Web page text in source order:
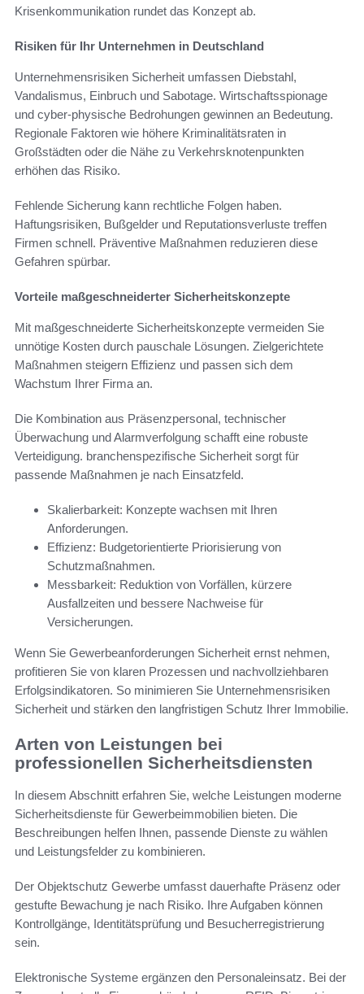
Krisenkommunikation rundet das Konzept ab.
Risiken für Ihr Unternehmen in Deutschland
Unternehmensrisiken Sicherheit umfassen Diebstahl,
Vandalismus, Einbruch und Sabotage. Wirtschaftsspionage
und cyber-physische Bedrohungen gewinnen an Bedeutung.
Regionale Faktoren wie höhere Kriminalitätsraten in
Großstädten oder die Nähe zu Verkehrsknotenpunkten
erhöhen das Risiko.
Fehlende Sicherung kann rechtliche Folgen haben.
Haftungsrisiken, Bußgelder und Reputationsverluste treffen
Firmen schnell. Präventive Maßnahmen reduzieren diese
Gefahren spürbar.
Vorteile maßgeschneiderter Sicherheitskonzepte
Mit maßgeschneiderte Sicherheitskonzepte vermeiden Sie
unnötige Kosten durch pauschale Lösungen. Zielgerichtete
Maßnahmen steigern Effizienz und passen sich dem
Wachstum Ihrer Firma an.
Die Kombination aus Präsenzpersonal, technischer
Überwachung und Alarmverfolgung schafft eine robuste
Verteidigung. branchenspezifische Sicherheit sorgt für
passende Maßnahmen je nach Einsatzfeld.
Skalierbarkeit: Konzepte wachsen mit Ihren
Anforderungen.
Effizienz: Budgetorientierte Priorisierung von
Schutzmaßnahmen.
Messbarkeit: Reduktion von Vorfällen, kürzere
Ausfallzeiten und bessere Nachweise für
Versicherungen.
Wenn Sie Gewerbeanforderungen Sicherheit ernst nehmen,
profitieren Sie von klaren Prozessen und nachvollziehbaren
Erfolgsindikatoren. So minimieren Sie Unternehmensrisiken
Sicherheit und stärken den langfristigen Schutz Ihrer Immobilie.
Arten von Leistungen bei
professionellen Sicherheitsdiensten
In diesem Abschnitt erfahren Sie, welche Leistungen moderne
Sicherheitsdienste für Gewerbeimmobilien bieten. Die
Beschreibungen helfen Ihnen, passende Dienste zu wählen
und Leistungsfelder zu kombinieren.
Der Objektschutz Gewerbe umfasst dauerhafte Präsenz oder
gestufte Bewachung je nach Risiko. Ihre Aufgaben können
Kontrollgänge, Identitätsprüfung und Besucherregistrierung
sein.
Elektronische Systeme ergänzen den Personaleinsatz. Bei der